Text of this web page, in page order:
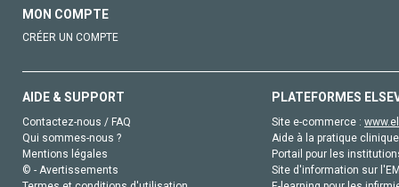
MON COMPTE
CRÉER UN COMPTE
AIDE & SUPPORT
Contactez-nous / FAQ
Qui sommes-nous ?
Mentions légales
© - Avertissements
PLATEFORMES
Site e-commerce :
Aide à la pratique
Portail pour les
Site d'information sur